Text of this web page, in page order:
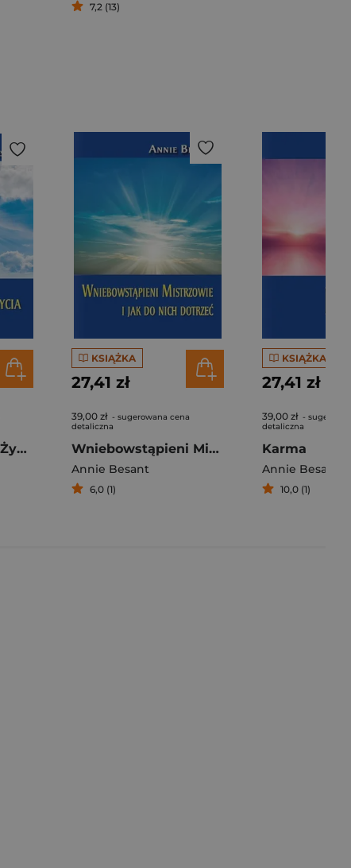
7,2 (13)
Prawa Wyższego Życia
KSIĄŻKA
27,41 zł
39,00 zł - sugerowana cena
detaliczna
Wniebowstąpieni Mistrzowie i jak do nich dotrzeć
Annie Besant
6,0 (1)
KSIĄŻKA
27,41 zł
39,00 zł -
detaliczna
Karma
Annie Besant
10,0 (1)